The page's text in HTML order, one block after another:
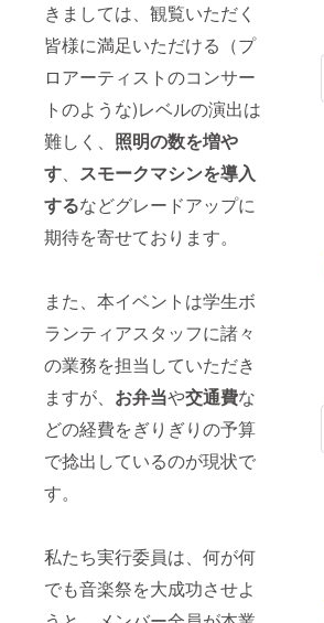
きましては、観覧いただく
皆様に満足いただける（プ
ロアーティストのコンサー
トのような)レベルの演出は
難しく、 照明の数を増や
す、 スモークマシンを導入
するなどグレードアップに
期待を寄せております。
また、本イベントは学生ボ
ランティアスタッフに諸々
の業務を担当していただき
ますが、 お弁当や交通費な
どの経費をぎりぎりの予算
で捻出しているのが現状で
す。
私たち実行委員は、何が何
でも音楽祭を大成功させよ